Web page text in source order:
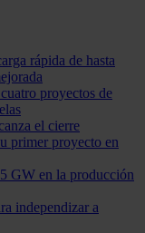
rápida de hasta
proyectos de
el cierre
primer proyecto en
GW en la producción
independizar a